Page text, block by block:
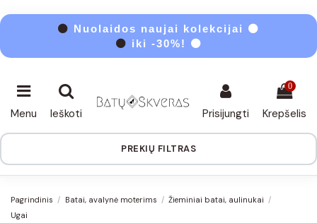
⚫ Nuolaidos naujai kolekcijai ⚫
⚫ iki -30%! ⚫
Menu Ieškoti Prisijungti
0
Krepšelis
PREKIŲ FILTRAS
Pagrindinis Batai, avalynė moterims
Žieminiai batai, aulinukai
Ugai